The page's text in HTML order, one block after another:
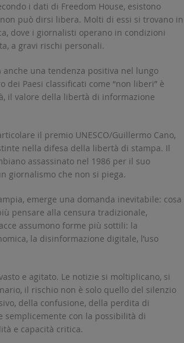
i dati di Freedom House, esistono
può dirsi libera. Molti di essi si trovano in
dove i giornalisti operano in condizioni
a gravi rischi personali.
una tendenza positiva nel lungo
Paesi classificati come “non liberi” è
il valore della libertà di informazione
il premio UNESCO/Guillermo Cano,
nella difesa della libertà di stampa. Il
assassinato nel 1986 per il suo
giornalismo che non si piega.
emerge una domanda inevitabile: cosa
pensare alla censura tradizionale,
assumono forme più sottili: la
la disinformazione digitale, l’uso
e agitato. Le notizie si moltiplicano, si
il rischio non è solo quello del silenzio
della confusione, della perdita di
con la possibilità di
e capacità critica.